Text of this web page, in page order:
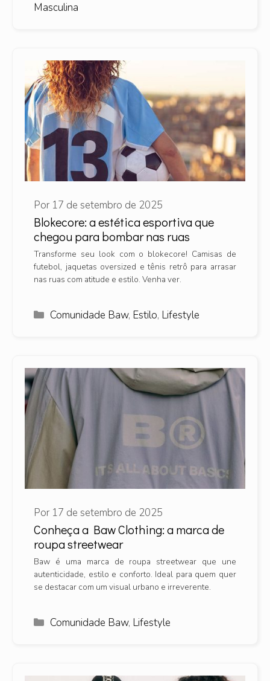
Masculina
Blokecore: a estética esportiva que
chegou para bombar nas ruas
Por 17 de setembro de 2025
Transforme seu look com o blokecore! Camisas de
futebol, jaquetas oversized e tênis retrô para arrasar
nas ruas com atitude e estilo. Venha ver.
Categorias
Comunidade Baw, Estilo, Lifestyle
Conheça a Baw Clothing: a marca de
roupa streetwear
Por 17 de setembro de 2025
Baw é uma marca de roupa streetwear que une
autenticidade, estilo e conforto. Ideal para quem quer
se destacar com um visual urbano e irreverente.
Categorias
Comunidade Baw, Lifestyle